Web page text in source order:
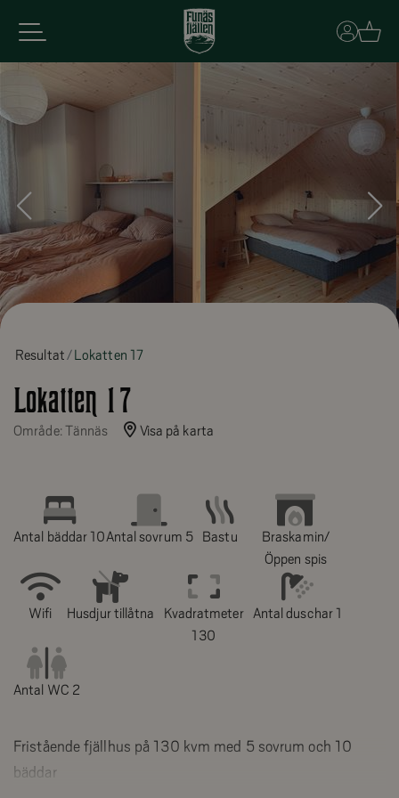
Basket
Resultat Lokatten 17
Lokatten 17
Område: Tännäs Visa på karta
Antal bäddar 10Antal sovrum 5 Bastu
Braskamin/
Öppen spis
Wifi Husdjur tillåtna
Kvadratmeter
130
Antal duschar 1
Antal WC 2
Fristående fjällhus på 130 kvm med 5 sovrum och 10
bäddar